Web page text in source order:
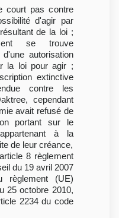
court pas contre
d'agir par
de la loi ;
se trouve
autorisation
la loi pour agir ;
extinctive
contre les
cependant
avait refusé de
portant sur le
à la
de leur créance,
8 règlement
du 19 avril 2007
(UE)
25 octobre 2010,
2234 du code